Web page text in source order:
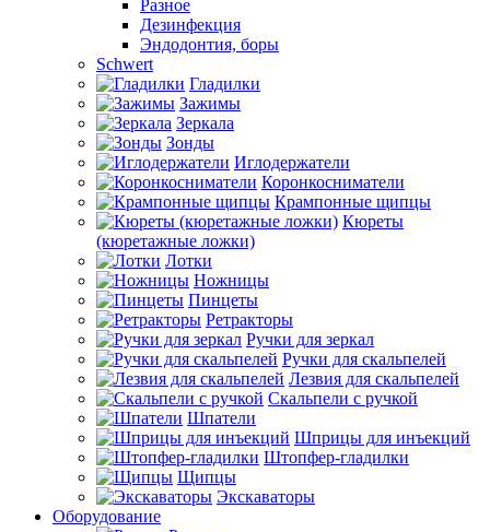
Разное
Дезинфекция
Эндодонтия, боры
Schwert
Гладилки
Зажимы
Зеркала
Зонды
Иглодержатели
Коронкосниматели
Крампонные щипцы
Кюреты
(кюретажные ложки)
Лотки
Ножницы
Пинцеты
Ретракторы
Ручки для зеркал
Ручки для скальпелей
Лезвия для скальпелей
Скальпели с ручкой
Шпатели
Шприцы для инъекций
Штопфер-гладилки
Щипцы
Экскаваторы
Оборудование